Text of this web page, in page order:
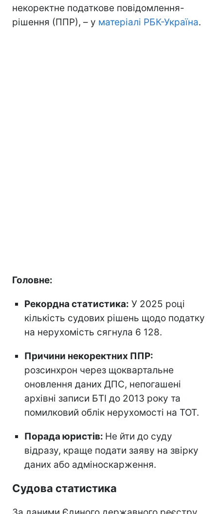
некоректне податкове повідомлення-
рішення (ППР), – у матеріалі РБК-Україна.
Головне:
Рекордна статистика: У 2025 році
кількість судових рішень щодо податку
на нерухомість сягнула 6 128.
Причини некоректних ППР:
розсинхрон через щоквартальне
оновлення даних ДПС, непогашені
архівні записи БТІ до 2013 року та
помилковий облік нерухомості на ТОТ.
Порада юристів: Не йти до суду
відразу, краще подати заяву на звірку
даних або адміноскарження.
Судова статистика